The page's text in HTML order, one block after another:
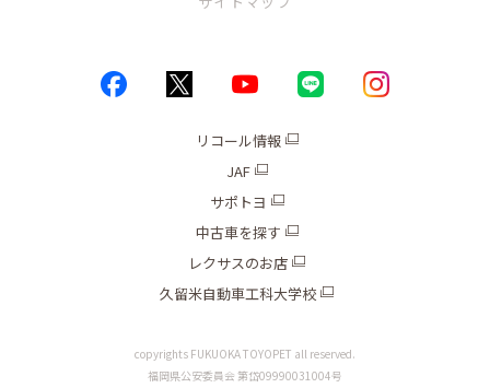
リコール情報
JAF
サポトヨ
中古車を探す
レクサスのお店
久留米自動車工科大学校
copyrights FUKUOKA TOYOPET all reserved.
福岡県公安委員会 第岱09990031004号